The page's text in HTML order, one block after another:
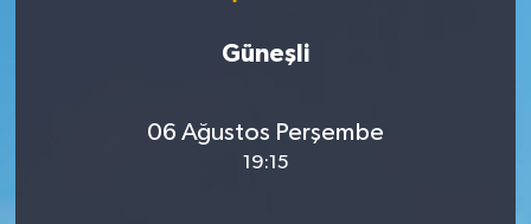
Güneşli
06 Ağustos Perşembe
19:15